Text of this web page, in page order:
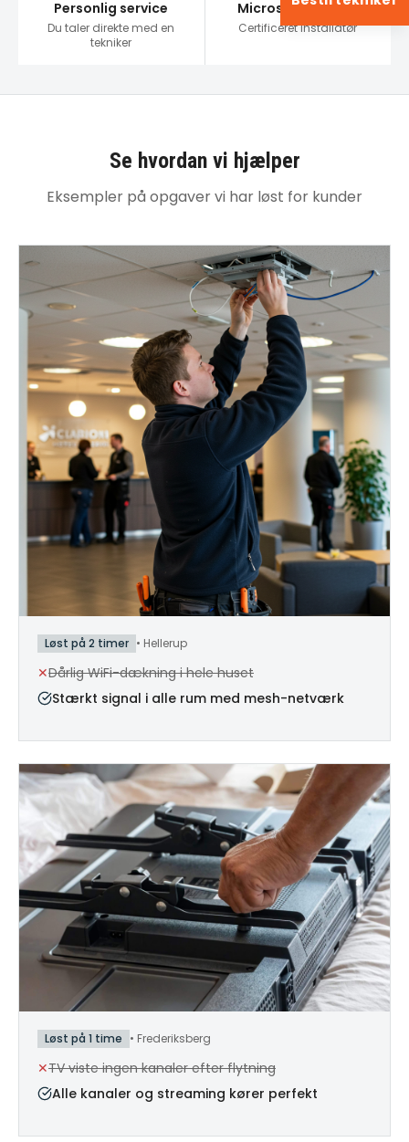
Personlig service
Du taler direkte med en
tekniker
Microsoft Partner
Certificeret installatør
Se hvordan vi hjælper
Eksempler på opgaver vi har løst for kunder
Løst på 2 timer • Hellerup
✕Dårlig WiFi-dækning i hele huset
Stærkt signal i alle rum med mesh-netværk
Løst på 1 time • Frederiksberg
✕TV viste ingen kanaler efter flytning
Alle kanaler og streaming kører perfekt